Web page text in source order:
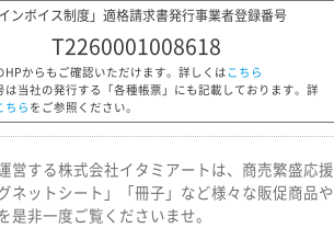
インボイス制度」適格請求書発行事業者登録番号
T2260001008618
からもご確認いただけます。詳しくはこちら
当社の発行する「各種帳票」にも記載しております。詳
ちら をご参照ください。
営する株式会社イタミアートは、商売繁盛応援
ネットシート」「冊子」など様々な販促商品や
非一度ご覧くださいませ。